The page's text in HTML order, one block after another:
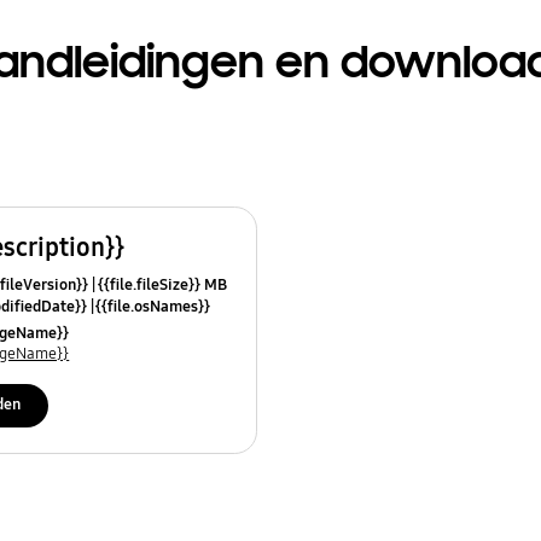
en
{{file.fileSize}} MB
{{file.osNames}}